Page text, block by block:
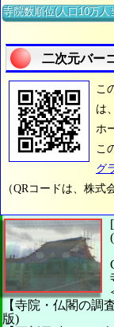
寺院数順位(人口10万人
二次元バー
こ
は
ホ
こ
グ
（QRコードは、株式
【寺院・仏閣の調査
版)